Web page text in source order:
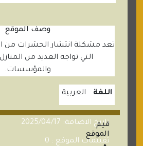
وصف الموقع
تعد مشكلة انتشار الحشرات من
التي تواجه العديد من
والمؤسسات.
اللغة العربية
تاريخ الاضافة: 2025/04/17
تقييمات الموقع : 0
قيم
الموقع